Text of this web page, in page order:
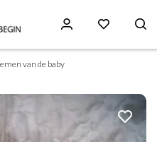
van de baby